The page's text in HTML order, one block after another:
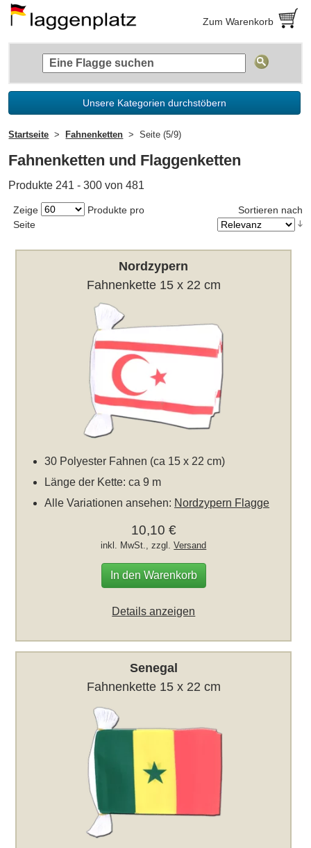
Zum Warenkorb
Unsere Kategorien durchstöbern
Startseite Fahnenketten Seite (5/9)
Fahnenketten und Flaggenketten
Produkte 241 - 300 von 481
Zeige
Produkte pro
Seite
Sortieren nach
Nordzypern
Fahnenkette 15 x 22 cm
30 Polyester Fahnen (ca 15 x 22 cm)
Länge der Kette: ca 9 m
Alle Variationen ansehen: Nordzypern Flagge
10,10 €
inkl. MwSt., zzgl.Versand
In den Warenkorb
Details anzeigen
Senegal
Fahnenkette 15 x 22 cm